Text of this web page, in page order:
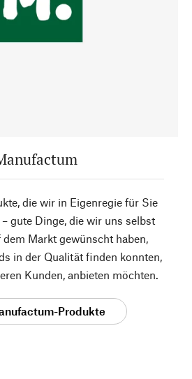
die wir in Eigenregie für Sie
gute Dinge, die wir uns selbst
Markt gewünscht haben,
in der Qualität finden konnten,
Kunden, anbieten möchten.
Produkte